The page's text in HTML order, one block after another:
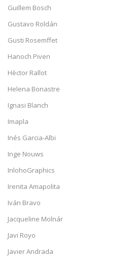
Guillem Bosch
Gustavo Roldán
Gusti Rosemffet
Hanoch Piven
Hèctor Rallot
Helena Bonastre
Ignasi Blanch
Imapla
Inés Garcia-Albi
Inge Nouws
InlohoGraphics
Irenita Amapolita
Iván Bravo
Jacqueline Molnár
Javi Royo
Javier Andrada